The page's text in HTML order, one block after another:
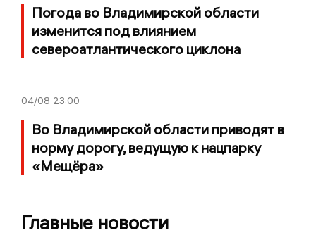
Погода во Владимирской области
изменится под влиянием
североатлантического циклона
04/08 23:00
Во Владимирской области приводят в
норму дорогу, ведущую к нацпарку
«Мещёра»
Главные новости